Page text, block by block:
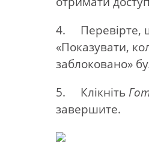
4. Перевірте,
«Показувати,
заблоковано»
5. Клікніть
завершите.